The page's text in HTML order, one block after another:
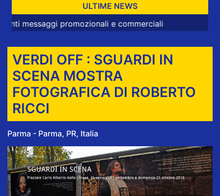
ULTIME NEWS
promozionali e commerciali
VERDI OFF : SGUARDI IN
SCENA MOSTRA
FOTOGRAFICA DI ROBERTO
RICCI
Parma - Parma, PR, Italia